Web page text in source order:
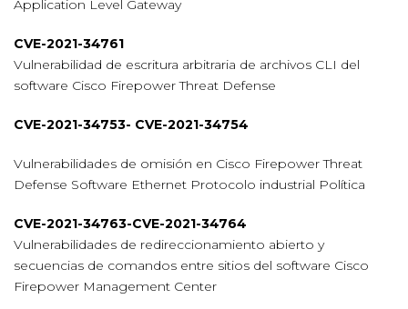
Application Level Gateway
CVE-2021-34761
Vulnerabilidad de escritura arbitraria de archivos CLI del
software Cisco Firepower Threat Defense
CVE-2021-34753- CVE-2021-34754
Vulnerabilidades de omisión en Cisco Firepower Threat
Defense Software Ethernet Protocolo industrial Política
CVE-2021-34763-CVE-2021-34764
Vulnerabilidades de redireccionamiento abierto y
secuencias de comandos entre sitios del software Cisco
Firepower Management Center